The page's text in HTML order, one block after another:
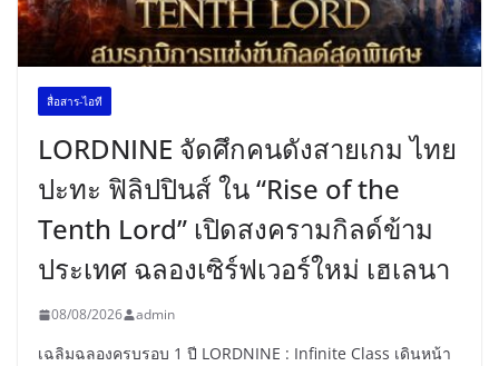
สื่อสาร-ไอที
LORDNINE จัดศึกคนดังสายเกม ไทย
ปะทะ ฟิลิปปินส์ ใน “Rise of the
Tenth Lord” เปิดสงครามกิลด์ข้าม
ประเทศ ฉลองเซิร์ฟเวอร์ใหม่ เฮเลนา
08/08/2026 admin
เฉลิมฉลองครบรอบ 1 ปี LORDNINE : Infinite Class เดินหน้า